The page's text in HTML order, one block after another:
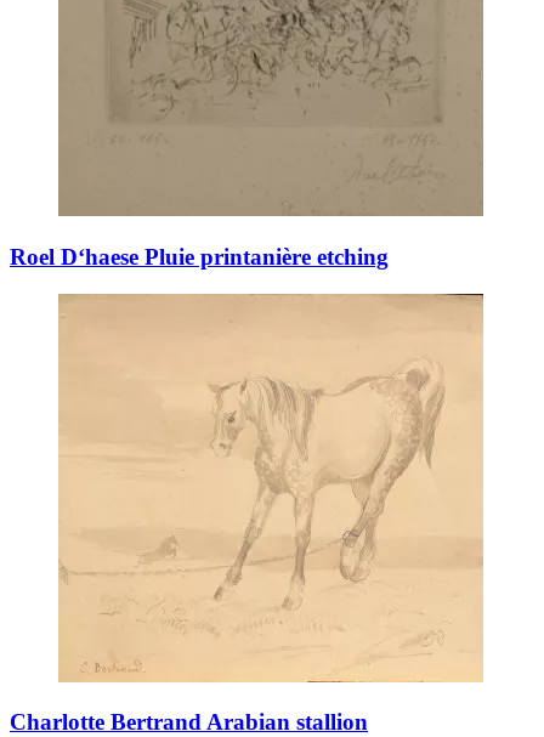
Roel D‘haese Pluie printanière etching
Charlotte Bertrand Arabian stallion